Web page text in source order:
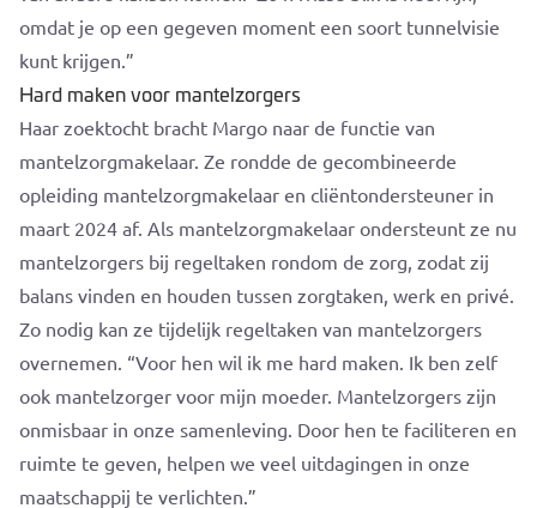
omdat je op een gegeven moment een soort tunnelvisie
kunt krijgen.”
Hard maken voor mantelzorgers
Haar zoektocht bracht Margo naar de functie van
mantelzorgmakelaar. Ze rondde de gecombineerde
opleiding mantelzorgmakelaar en cliëntondersteuner in
maart 2024 af. Als mantelzorgmakelaar ondersteunt ze nu
mantelzorgers bij regeltaken rondom de zorg, zodat zij
balans vinden en houden tussen zorgtaken, werk en privé.
Zo nodig kan ze tijdelijk regeltaken van mantelzorgers
overnemen. “Voor hen wil ik me hard maken. Ik ben zelf
ook mantelzorger voor mijn moeder. Mantelzorgers zijn
onmisbaar in onze samenleving. Door hen te faciliteren en
ruimte te geven, helpen we veel uitdagingen in onze
maatschappij te verlichten.”